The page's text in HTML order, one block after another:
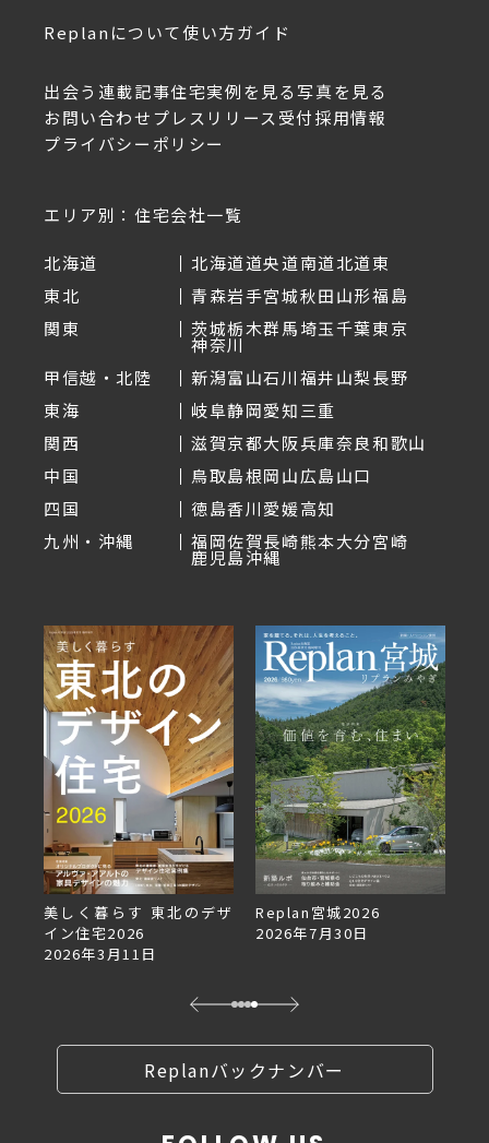
Replanについて使い方ガイド
出会う 連載記事住宅実例を見る写真を見る
お問い合わせ プレスリリース受付採用情報
プライバシーポリシー
エリア別：住宅会社一覧
北海道 北海道道央道南道北道東
東北
青森岩手宮城秋田山形福島
関東
茨城栃木群馬埼玉千葉東京
神奈川
甲信越・北陸
新潟富山石川福井山梨長野
東海
岐阜静岡愛知三重
関西
滋賀京都大阪兵庫奈良和歌山
中国
鳥取島根岡山広島山口
四国
徳島香川愛媛高知
九州・沖縄
福岡佐賀長崎熊本大分宮崎
鹿児島沖縄
Replan宮城2026
2026年7月30日
Replan北海道VOL.153
2026年6月27日
Replanバックナンバー